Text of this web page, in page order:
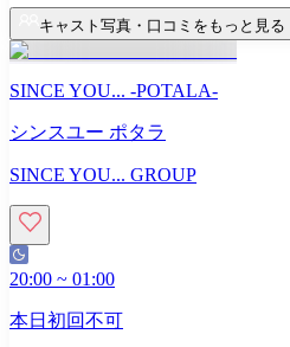
キャスト写真・口コミをもっと見る
SINCE YOU... -POTALA-
シンスユー ポタラ
SINCE YOU... GROUP
20:00 ~ 01:00
本日初回不可